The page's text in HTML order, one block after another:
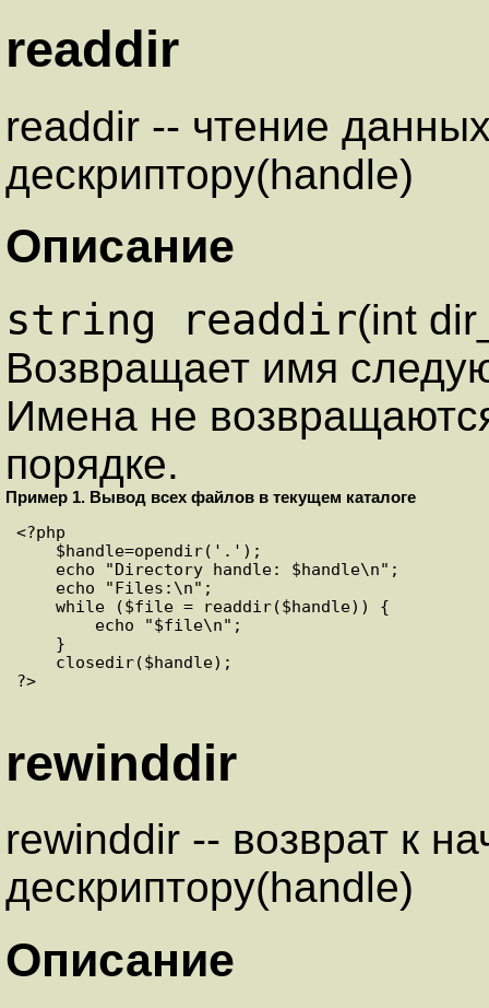
readdir
readdir -- чтение
дескриптору(handle)
Описание
string readdir(int
Возвращает имя
Имена не
порядке.
Пример 1. Вывод всех файлов в текущем каталоге
<?php
$handle=opendir('.');
echo "Directory handle: $handle\n";
echo "Files:\n";
while ($file = readdir($handle)) {
echo "$file\n";
}
closedir($handle);
?>
rewinddir
rewinddir -- возврат к
дескриптору(handle)
Описание